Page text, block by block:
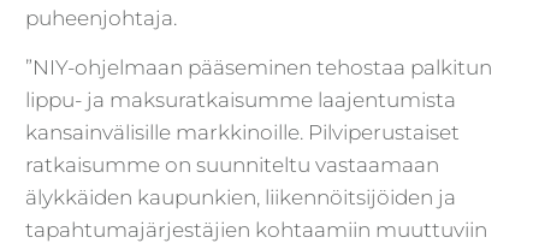
puheenjohtaja.
”NIY-ohjelmaan pääseminen tehostaa palkitun
lippu- ja maksuratkaisumme laajentumista
kansainvälisille markkinoille. Pilviperustaiset
ratkaisumme on suunniteltu vastaamaan
älykkäiden kaupunkien, liikennöitsijöiden ja
tapahtumajärjestäjien kohtaamiin muuttuviin